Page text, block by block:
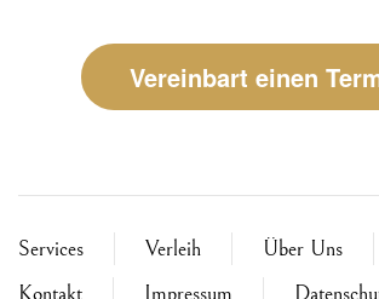
Vereinbart einen
Services Verleih Über Uns
Kontakt
Impressum